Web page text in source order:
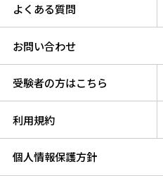
よくある質問
お問い合わせ
受験者の方はこちら
利用規約
個人情報保護方針